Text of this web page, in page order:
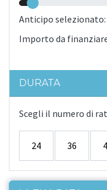
Anticipo selezionato:
Importo da
DURATA
Scegli il numero di
24 36